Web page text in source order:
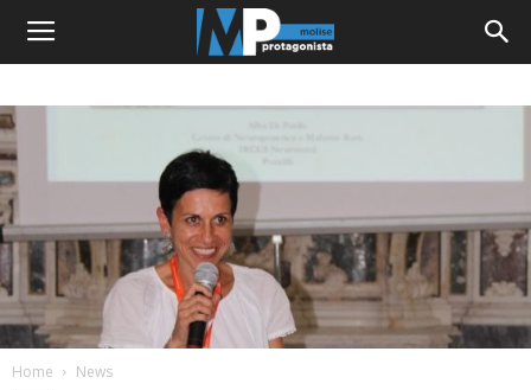
Home News